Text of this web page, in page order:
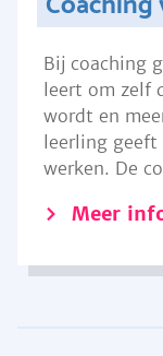
Bij coaching
leert om zelf
wordt en
leerling
werken. De
Meer